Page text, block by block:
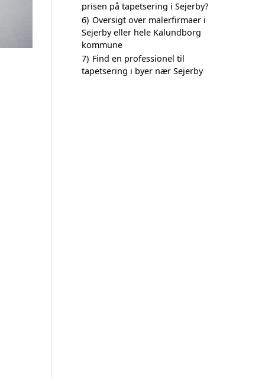
prisen på tapetsering i Sejerby?
6) Oversigt over malerfirmaer i
Sejerby eller hele Kalundborg
kommune
7) Find en professionel til
tapetsering i byer nær Sejerby